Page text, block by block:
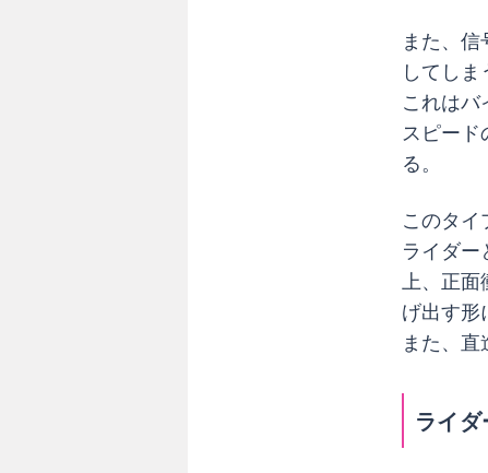
故
と
？
ー
が
右
直
事
防
また、
してしま
これは
スピード
る。
このタイ
ライダ
上、正面
げ出す形
また、
ライ